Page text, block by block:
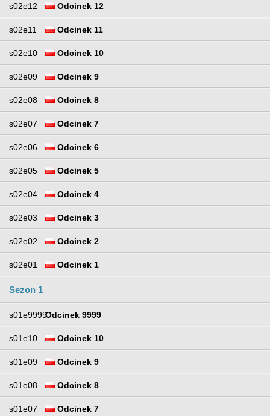
s02e12 Odcinek 12
s02e11 Odcinek 11
s02e10 Odcinek 10
s02e09 Odcinek 9
s02e08 Odcinek 8
s02e07 Odcinek 7
s02e06 Odcinek 6
s02e05 Odcinek 5
s02e04 Odcinek 4
s02e03 Odcinek 3
s02e02 Odcinek 2
s02e01 Odcinek 1
Sezon 1
s01e9999Odcinek 9999
s01e10 Odcinek 10
s01e09 Odcinek 9
s01e08 Odcinek 8
s01e07 Odcinek 7